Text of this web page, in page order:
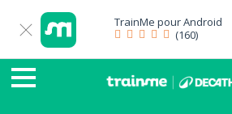
TrainMe pourAndroid
(160)